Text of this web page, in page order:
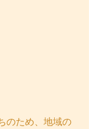
のため、地域の